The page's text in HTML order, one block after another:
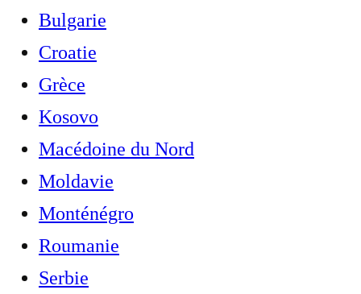
Bulgarie
Croatie
Grèce
Kosovo
Macédoine du Nord
Moldavie
Monténégro
Roumanie
Serbie